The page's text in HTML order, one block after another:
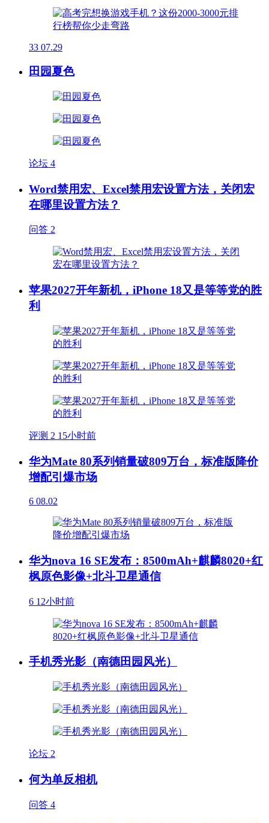
33 07.29
田园夏色
论坛 4
Word禁用宏、Excel禁用宏设置方法，关闭宏
在哪里设置方法？
问答 2
苹果2027开年新机，iPhone 18又是等等党的胜
利
评测 2 15小时前
华为Mate 80系列销量破809万台，标准版降价
增配引爆市场
6 08.02
华为nova 16 SE发布：8500mAh+麒麟8020+红
枫原色影像+北斗卫星通信
6 12小时前
手机秀光影（南德田园风光）
论坛 2
何为单反相机
问答 4